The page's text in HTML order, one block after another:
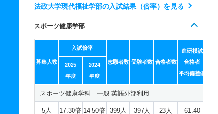
メディア社会学科 一般 共テ Ｃ方式
5人 1.70倍 63.10
臨床心理学科 一般 Ｔ日程
5倍 7.60倍
臨床心理学科 一般 共テ Ｂ方式
7人 3.80倍 5.20倍 200人 199人 53人 61.50
法政大学現代福祉学部の入試結果（倍率）を見る
スポーツ健康学部
募集人数
入試倍率
志願者数 受験者数 合格者数
進研模試
合格者
平均偏差値
2025
年度
2024
年度
スポーツ健康学科 一般 英語外部利用
5人 17.30倍 14.50倍 399人 397人 23人 61.40